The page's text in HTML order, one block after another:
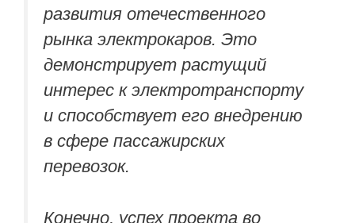
развития отечественного
рынка электрокаров. Это
демонстрирует растущий
интерес к электротранспорту
и способствует его внедрению
в сфере пассажирских
перевозок.
Конечно, успех проекта во